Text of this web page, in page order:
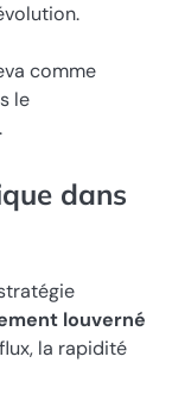
comme
le
dans
louverné
la rapidité